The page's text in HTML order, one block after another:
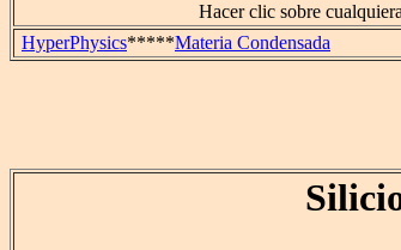
Hacer clic sobre
HyperPhysics*****Materia Condensada